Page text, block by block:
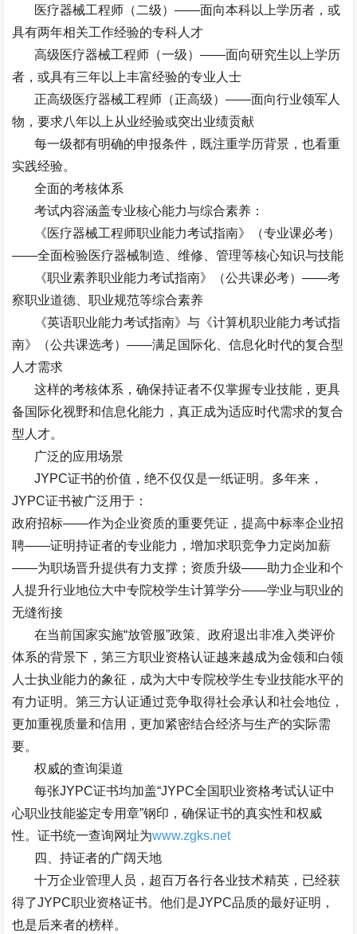
医疗器械工程师（二级）——面向本科以上学历者，或
具有两年相关工作经验的专科人才
高级医疗器械工程师（一级）——面向研究生以上学历
者，或具有三年以上丰富经验的专业人士
正高级医疗器械工程师（正高级）——面向行业领军人
物，要求八年以上从业经验或突出业绩贡献
每一级都有明确的申报条件，既注重学历背景，也看重
实践经验。
全面的考核体系
考试内容涵盖专业核心能力与综合素养：
《医疗器械工程师职业能力考试指南》（专业课必考）
——全面检验医疗器械制造、维修、管理等核心知识与技能
《职业素养职业能力考试指南》（公共课必考）——考
察职业道德、职业规范等综合素养
《英语职业能力考试指南》与《计算机职业能力考试指
南》（公共课选考）——满足国际化、信息化时代的复合型
人才需求
这样的考核体系，确保持证者不仅掌握专业技能，更具
备国际化视野和信息化能力，真正成为适应时代需求的复合
型人才。
广泛的应用场景
JYPC证书的价值，绝不仅仅是一纸证明。多年来，
JYPC证书被广泛用于：
政府招标——作为企业资质的重要凭证，提高中标率企业招
聘——证明持证者的专业能力，增加求职竞争力定岗加薪
——为职场晋升提供有力支撑；资质升级——助力企业和个
人提升行业地位大中专院校学生计算学分——学业与职业的
无缝衔接
在当前国家实施“放管服”政策、政府退出非准入类评价
体系的背景下，第三方职业资格认证越来越成为金领和白领
人士执业能力的象征，成为大中专院校学生专业技能水平的
有力证明。第三方认证通过竞争取得社会承认和社会地位，
更加重视质量和信用，更加紧密结合经济与生产的实际需
要。
权威的查询渠道
每张JYPC证书均加盖“JYPC全国职业资格考试认证中
心职业技能鉴定专用章”钢印，确保证书的真实性和权威
性。证书统一查询网址为www.zgks.net
四、持证者的广阔天地
十万企业管理人员，超百万各行各业技术精英，已经获
得了JYPC职业资格证书。他们是JYPC品质的最好证明，
也是后来者的榜样。